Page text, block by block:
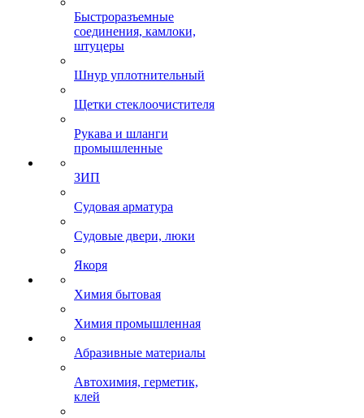
Быстроразъемные
соединения, камлоки,
штуцеры
Шнур уплотнительный
Щетки стеклоочистителя
Рукава и шланги
промышленные
ЗИП
Судовая арматура
Судовые двери, люки
Якоря
Химия бытовая
Химия промышленная
Абразивные материалы
Автохимия, герметик,
клей